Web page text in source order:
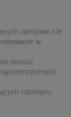
obrazów nie
w
musisz
rozmiaru